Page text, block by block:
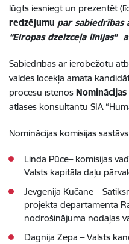
lūgts iesniegt un prezentēt
redzējumu par
“Eiropas dzelzceļa līnijas”
Sabiedrības ar ierobežotu
valdes locekļa amata
procesu īstenos
atlases konsultantu SIA
Nominācijas komisijas
Linda Pūce– komisijas
Valsts kapitāla daļu
Jevgenija Kučāne –
projekta departamenta
nodrošinājuma nodaļas
Dagnija Zepa – Valsts